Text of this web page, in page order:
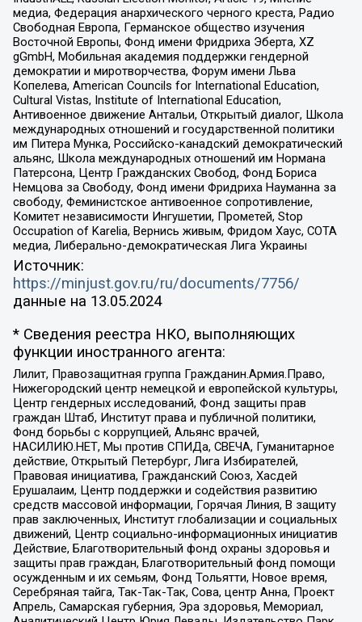
медиа, Федерация анархического черного креста, Радио
Свободная Европа, Германское общество изучения
Восточной Европы, Фонд имени Фридриха Эберта, XZ
gGmbH, Мобильная академия поддержки гендерной
демократии и миротворчества, Форум имени Льва
Копелева, American Councils for International Education,
Cultural Vistas, Institute of International Education,
Антивоенное движение Антальи, Открытый диалог, Школа
международных отношений и государственной политики
им Питера Мунка, Российско-канадский демократический
альянс, Школа международных отношений им Нормана
Патерсона, Центр Гражданских Свобод, Фонд Бориса
Немцова за Свободу, Фонд имени Фридриха Науманна за
свободу, Феминистское антивоенное сопротивление,
Комитет независимости Ингушетии, Прометей, Stop
Occupation of Karelia, Вернись живым, Фридом Хаус, СОТА
медиа, Либерально-демократическая Лига Украины
Источник:
https://minjust.gov.ru/ru/documents/7756/
данные на 13.05.2024
* Сведения реестра НКО, выполняющих
функции иностранного агента:
Лилит, Правозащитная группа Гражданин.Армия.Право,
Нижегородский центр немецкой и европейской культуры,
Центр гендерных исследований, Фонд защиты прав
граждан Штаб, Институт права и публичной политики,
Фонд борьбы с коррупцией, Альянс врачей,
НАСИЛИЮ.НЕТ, Мы против СПИДа, СВЕЧА, Гуманитарное
действие, Открытый Петербург, Лига Избирателей,
Правовая инициатива, Гражданский Союз, Хасдей
Ерушалаим, Центр поддержки и содействия развитию
средств массовой информации, Горячая Линия, В защиту
прав заключенных, Институт глобализации и социальных
движений, Центр социально-информационных инициатив
Действие, Благотворительный фонд охраны здоровья и
защиты прав граждан, Благотворительный фонд помощи
осужденным и их семьям, Фонд Тольятти, Новое время,
Серебряная тайга, Так-Так-Так, Сова, центр Анна, Проект
Апрель, Самарская губерния, Эра здоровья, Мемориал,